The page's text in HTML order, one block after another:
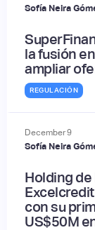
Sofía Neira
la fusión
ampliar
REGULACIÓN
December9
Sofía Neira
Holding
con su
US$50M